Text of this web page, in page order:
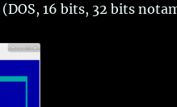
16 bits, 32 bits